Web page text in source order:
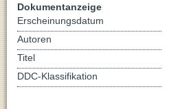
Dokumentanzeige
Erscheinungsdatum
Autoren
Titel
DDC-Klassifikation